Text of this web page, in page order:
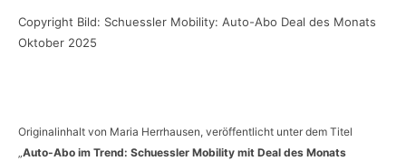
Copyright Bild: Schuessler Mobility: Auto-Abo Deal des Monats
Oktober 2025
Originalinhalt von Maria Herrhausen, veröffentlicht unter dem Titel
„Auto-Abo im Trend: Schuessler Mobility mit Deal des Monats